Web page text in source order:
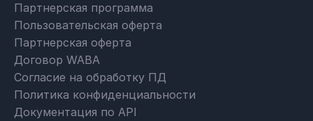
Партнерская программа
Пользовательская оферта
Партнерская оферта
Договор WABA
Согласие на обработку ПД
Политика конфиденциальности
Документация по API